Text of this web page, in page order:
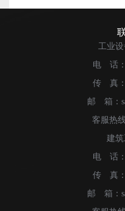
品时往往是这样。首先，
的产品，我们才能进一步
办公环境提高了生产车间
保的通风冷却设备。它的
说，一小时只消耗1千瓦
益；如果在更大的环境
更多的空调以达到冷却
却风扇却不同。一台冷却
个使用过程中，实行专
养，从而减少空调离心
常见故障，提高其使用
用效果，节约企业成本。
机，或同时安装更多蒸发
达到更好的通风和冷却
物，还需要选择大功率
代，人们购买设备的渠
务购买渠道可以直接与
道购买的蒸发冷风机产
在批量购买时通常会得
是什么 现在蒸发冷风
通风和排气外，它还具
的夏季，工厂生产车间
的生产空间，我们有必
工业
电 话：
传 真：
邮 箱：
客服热
建
电 话：
传 真：
邮 箱：